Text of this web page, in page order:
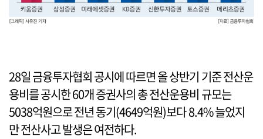
28일 금융투자협회 공시에 따르면 올 상반기 기준 전산운
용비를 공시한 60개 증권사의 총 전산운용비 규모는
5038억원으로 전년 동기(4649억원)보다 8.4% 늘었지
만 전산사고 발생은 여전하다.